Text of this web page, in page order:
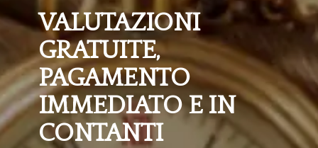
VALUTAZIONI
GRATUITE,
PAGAMENTO
IMMEDIATO E IN
CONTANTI